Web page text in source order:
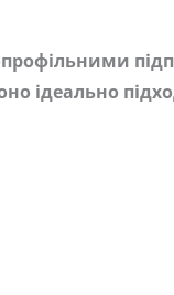
ідеально